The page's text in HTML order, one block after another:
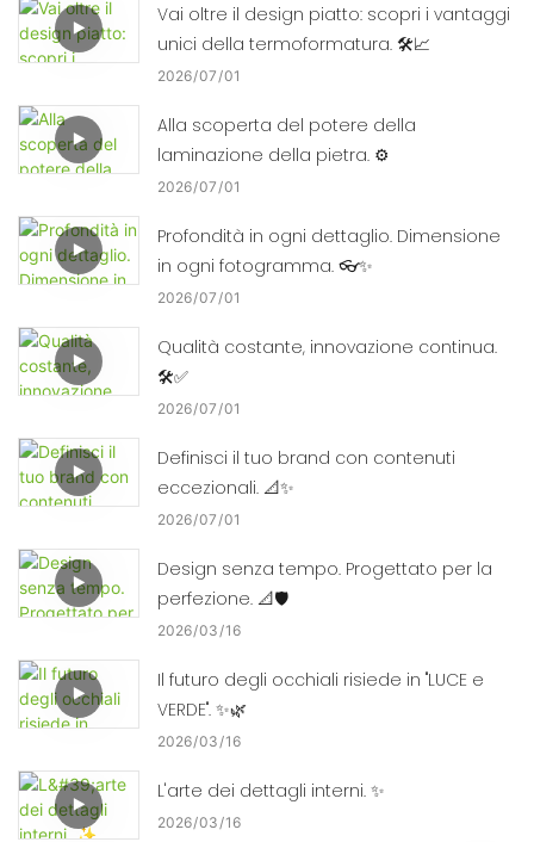
Vai oltre il design piatto: scopri i vantaggi
unici della termoformatura. 🛠️📈
2026 07 01
Alla scoperta del potere della
laminazione della pietra. ⚙️
2026 07 01
Profondità in ogni dettaglio. Dimensione
in ogni fotogramma. 👓✨
2026 07 01
Qualità costante, innovazione continua.
🛠️✅
2026 07 01
Definisci il tuo brand con contenuti
eccezionali. 📐✨
2026 07 01
Design senza tempo. Progettato per la
perfezione. 📐🛡️
2026 03 16
Il futuro degli occhiali risiede in "LUCE e
VERDE". ✨🌿
2026 03 16
L'arte dei dettagli interni. ✨
2026 03 16